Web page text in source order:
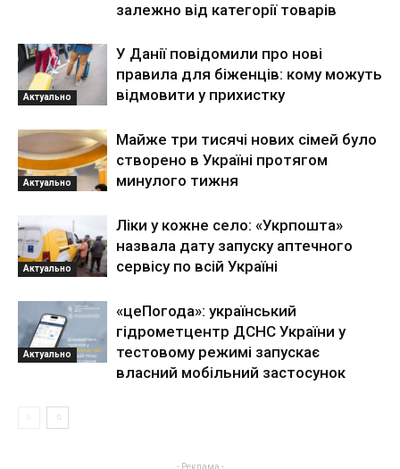
залежно від категорії товарів
Актуально
У Данії повідомили про нові
правила для біженців: кому можуть
відмовити у прихистку
Актуально
Майже три тисячі нових сімей було
створено в Україні протягом
минулого тижня
Актуально
Ліки у кожне село: «Укрпошта»
назвала дату запуску аптечного
сервісу по всій Україні
Актуально
«цеПогода»: український
гідрометцентр ДСНС України у
тестовому режимі запускає
власний мобільний застосунок
- Реклама -